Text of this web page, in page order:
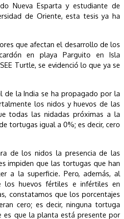
Nueva Esparta y estudiante de
de Oriente, esta tesis ya ha
que afectan el desarrollo de los
en playa Parguito en Isla
Turtle, se evidenció lo que ya se
de la India se ha propagado por la
los nidos y huevos de las
todas las nidadas próximas a la
tortugas igual a 0%; es decir, cero
de los nidos la presencia de las
impiden que las tortugas que han
a la superficie. Pero, además, al
los huevos fértiles e infértiles en
constatamos que los porcentajes
cero; es decir, ninguna tortuga
es que la planta está presente por